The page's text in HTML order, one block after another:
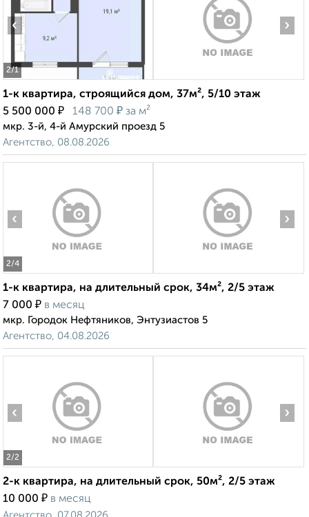
2/1
‹ ›
1-к квартира, строящийся дом, 37м², 5/10 этаж
5 500 000 ₽ 148 700 ₽ за м²
мкр. 3-й, 4-й Амурский проезд 5
Агентство, 08.08.2026
2/4
‹ ›
1-к квартира, на длительный срок, 34м², 2/5 этаж
7 000 ₽ в месяц
мкр. Городок Нефтяников, Энтузиастов 5
Агентство, 04.08.2026
2/2
‹ ›
2-к квартира, на длительный срок, 50м², 2/5 этаж
10 000 ₽ в месяц